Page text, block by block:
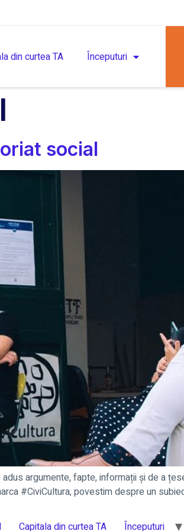
din curtea TA Începuturi
social
argumente, fapte, informații și de a
#CiviCultura, povestim despre un
Capitala din curtea TA Începuturi